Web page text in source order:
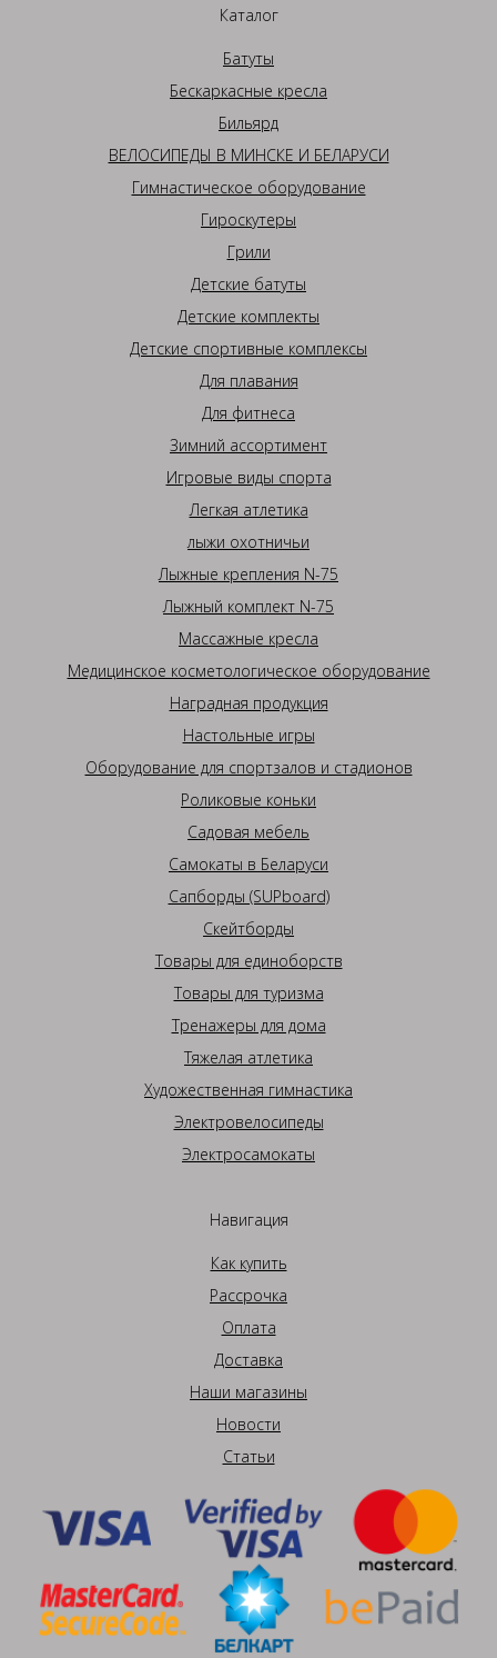
Каталог
Батуты
Бескаркасные кресла
Бильярд
ВЕЛОСИПЕДЫ В МИНСКЕ И БЕЛАРУСИ
Гимнастическое оборудование
Гироскутеры
Грили
Детские батуты
Детские комплекты
Детские спортивные комплексы
Для плавания
Для фитнеса
Зимний ассортимент
Игровые виды спорта
Легкая атлетика
лыжи охотничьи
Лыжные крепления N-75
Лыжный комплект N-75
Массажные кресла
Медицинское косметологическое оборудование
Наградная продукция
Настольные игры
Оборудование для спортзалов и стадионов
Роликовые коньки
Садовая мебель
Самокаты в Беларуси
Сапборды (SUPboard)
Скейтборды
Товары для единоборств
Товары для туризма
Тренажеры для дома
Тяжелая атлетика
Художественная гимнастика
Электровелосипеды
Электросамокаты
Навигация
Как купить
Рассрочка
Оплата
Доставка
Наши магазины
Новости
Статьи